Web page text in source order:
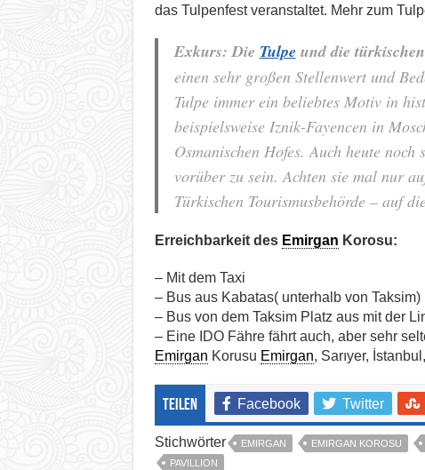
das Tulpenfest veranstaltet. Mehr zum
Exkurs: Die Tulpe und die
einen sehr großen Stellenwert und
Tulpe immer ein beliebtes Motiv in
beispielsweise Iznik-Fayencen in
Osmanischen Hofes. Auch heute
vorüber zu sein. Achten sie mal nur
Türkischen Tourismusbehörde – auf
Erreichbarkeit des Emirgan Korosu:
– Mit dem Taxi
– Bus aus Kabatas( unterhalb von
– Bus von dem Taksim Platz aus mit der
– Eine IDO Fähre fährt auch, aber sehr
Emirgan Korusu Emirgan, Sarıyer,
teilen Facebook Twitter
Stichwörter EMIRGAN EMIRGAN KOROSU
PAVILLION